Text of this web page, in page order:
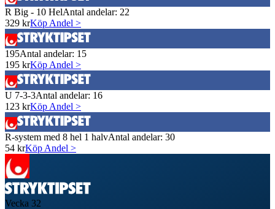
R Big - 10 HelAntal andelar: 22
329 krKöp Andel >
195Antal andelar: 15
195 krKöp Andel >
U 7-3-3Antal andelar: 16
123 krKöp Andel >
R-system med 8 hel 1 halvAntal andelar: 30
54 krKöp Andel >
Vecka 32